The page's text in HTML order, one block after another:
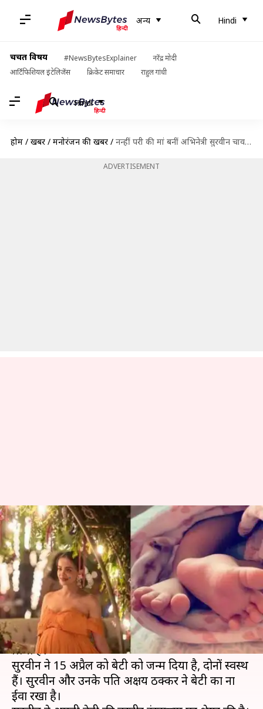
अन्य Hindi
चर्चित विषय #NewsBytesExplainer
नरेंद्र मोदी
आर्टिफिशियल इंटेलिजेंस
क्रिकेट समाचार राहुल गांधी
Hindi
होम / खबरें / मनोरंजन की खबरें / नन्हीं परी की मां बनीं अभिनेत्री सुरवीन चावला, इस अंग्रेजी शब्द पर रखा ये नाम
ADVERTISEMENT
नन्हीं परी की मां बनीं अभिनेत्री सुरवीन
चावला, इस अंग्रेजी शब्द पर रखा ये
नाम
लेखन स्वाति पाण्डेय Apr 20, 2019 11:51 am
क्या है खबर?
बॉलीवुड अभिनेत्री सुरवीन चावला के घर नन्हीं परी ने जन्म
लिया है।
सुरवीन ने 15 अप्रैल को बेटी को जन्म दिया है, दोनों स्वस्थ
हैं। सुरवीन और उनके पति अक्षय ठक्कर ने बेटी का ना
ईवा रखा है।